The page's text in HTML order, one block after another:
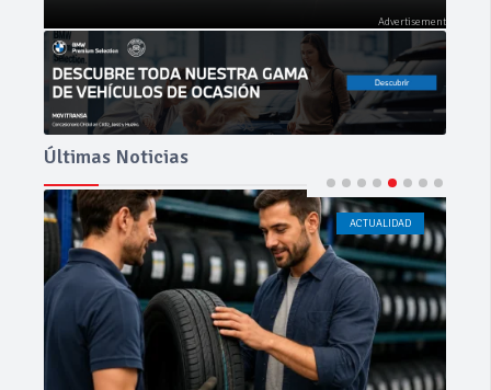
Últimas Noticias
ACTUALIDAD CÁDIZ